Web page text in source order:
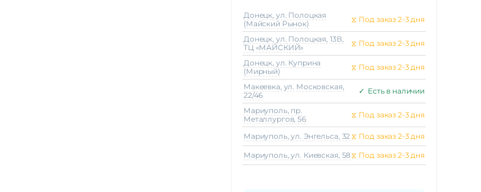
Донецк, ул. Полоцкая
(Майский Рынок)
⧖ Под заказ 2-3 дня
Донецк, ул. Полоцкая, 13В,
ТЦ «МАЙСКИЙ»
⧖ Под заказ 2-3 дня
Донецк, ул. Куприна
(Мирный)
⧖ Под заказ 2-3 дня
Макеeвка, ул. Московская,
22/46
✓ Есть в наличии
Мариуполь, пр.
Металлургов, 56
⧖ Под заказ 2-3 дня
Мариуполь, ул. Энгельса, 32 ⧖ Под заказ 2-3 дня
Мариуполь, ул. Киевская, 58 ⧖ Под заказ 2-3 дня